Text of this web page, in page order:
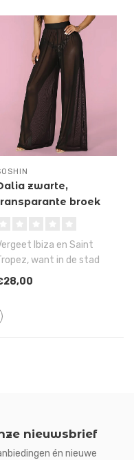
zwarte,
broek
Ibiza en Saint
want in de stad
jij woont, wordt het
nieuwsbrief
én nieuwe